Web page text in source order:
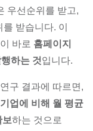
우선순위를 받고,
받습니다. 이
바로 홈페이지
하는 것입니다.
구 결과에 따르면,
업에 비해 월 평균
하는 것으로